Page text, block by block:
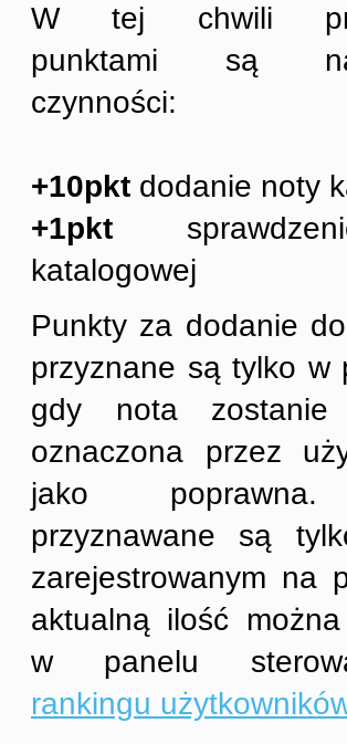
W tej chwili
punktami są
czynności:
+10pkt dodanie noty
+1pkt
katalogowej
Punkty za dodanie
przyznane są tylko w
gdy nota zostanie
oznaczona przez
jako
przyznawane są
zarejestrowanym na
aktualną ilość
w panelu
rankingu